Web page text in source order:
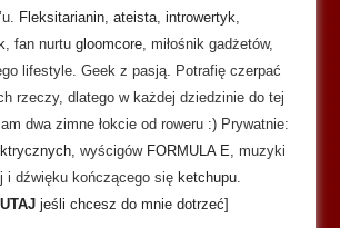
Fleksitarianin ,ateista ,introwertyk
, fan nurtugloomcore , miłośnik gadżetów,
lifestyle. Geek z pasją. Potrafię czerpać
rzeczy, dlatego w każdej dziedzinie do tej
dwa zimne łokcie od roweru :) Prywatnie:
, wyścigów FORMULA E , muzyki
i dźwięku kończącego się ketchupu
jeśli chcesz do mnie dotrzeć]